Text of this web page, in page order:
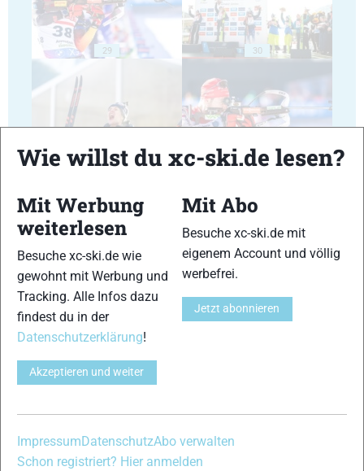
29 30
31 32
Wie willst du xc-ski.de lesen?
Mit Werbung
weiterlesen
Besuche xc-ski.de wie
gewohnt mit Werbung und
Tracking. Alle Infos dazu
findest du in der
Datenschutzerklärung!
Akzeptieren und weiter
Mit Abo
Besuche xc-ski.de mit
eigenem Account und völlig
werbefrei.
Jetzt abonnieren
Impressum DatenschutzAbo verwalten
Schon registriert? Hier anmelden